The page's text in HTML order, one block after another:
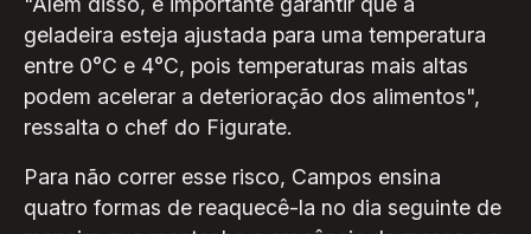
geladeira esteja ajustada para uma temperatura
entre 0°C e 4°C, pois temperaturas mais altas
podem acelerar a deterioração dos alimentos",
ressalta o chef do Figurate.
Para não correr esse risco, Campos ensina
quatro formas de reaquecê-la no dia seguinte de